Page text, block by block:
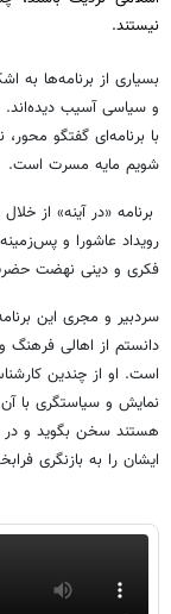
نیستند.
بسیاری از برنامه‌ها به
و سیاسی آسیب دیده‌اند.
با برنامه‌ای گفتگو
شویم مایه مسرت است.
برنامه «در آینه» از
رویداد عاشورا و
فکری و دینی نهضت حضرت
سردبیر و مجری این
دانستم از اهالی
است. او از چندین
نمایش و سیاستگری با
هستند سخن بگوید و در
ایشان را به بازنگری